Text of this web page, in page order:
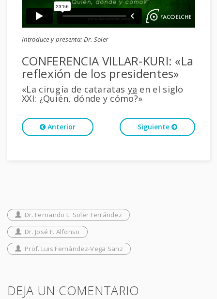
Introduce y presenta: Dr. Soler
CONFERENCIA VILLAR-KURI: «La
reflexión de los presidentes»
«La cirugía de cataratas ya en el siglo
XXI: ¿Quién, dónde y cómo?»
Anterior Siguiente
Dr. Fernando L. Soler Ferrández
Dr. José F. Alfonso
Prof. Luis Fernández-Vega Sanz
DEJA UN COMENTARIO